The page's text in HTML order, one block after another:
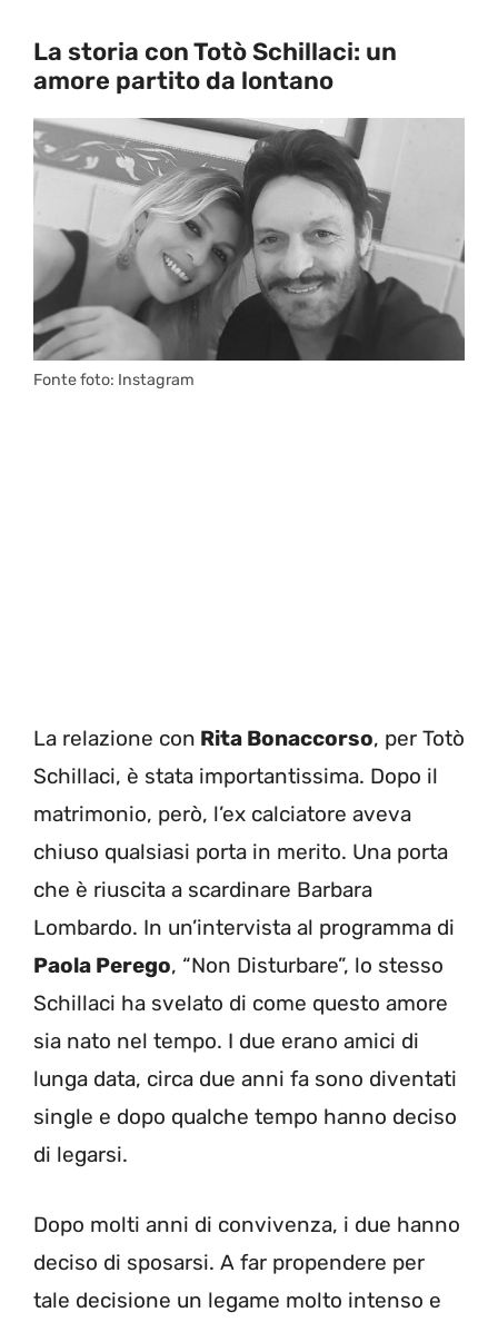
La storia con Totò Schillaci: un
amore partito da lontano
Fonte foto: Instagram
La relazione con Rita Bonaccorso, per Totò
Schillaci, è stata importantissima. Dopo il
matrimonio, però, l’ex calciatore aveva
chiuso qualsiasi porta in merito. Una porta
che è riuscita a scardinare Barbara
Lombardo. In un’intervista al programma di
Paola Perego, “Non Disturbare”, lo stesso
Schillaci ha svelato di come questo amore
sia nato nel tempo. I due erano amici di
lunga data, circa due anni fa sono diventati
single e dopo qualche tempo hanno deciso
di legarsi.
Dopo molti anni di convivenza, i due hanno
deciso di sposarsi. A far propendere per
tale decisione un legame molto intenso e